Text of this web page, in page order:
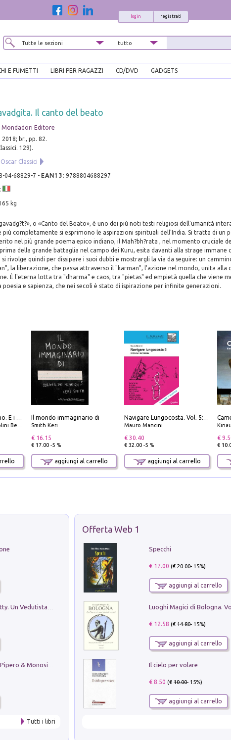
registrati
login
E FUMETTI LIBRI PER RAGAZZI CD/DVD GADGETS
Il canto del beato
Mondadori Editore
2018; br., pp. 82.
129).
Oscar Classici
04-68829-7 - EAN13 : 9788804688297
kg
o «Canto del Beato», è uno dei più noti testi religiosi dell'umanità
più completamente si esprimono le aspirazioni spirituali dell'India. Si tratta di un
nel più grande poema epico indiano, il Mah?bh?rata , nel momento cruciale
della grande battaglia nel campo dei Kuru, esita davanti alla strage immane
si rivolge quindi per dissipare i suoi dubbi e mostrargli la via da seguire: un
la liberazione, che passa attraverso il "karman", l'azione nel mondo, unita alla
È l'eterna lotta tra "dharma" e caos, tra "pietas" ed empietà quella che viene
poesia e sapienza, che nei secoli è stato di ispirazione per infinite generazioni.
Benito
Il mondo immaginario di
Smith Keri
€ 16.15
€ 17.00 -5 %
aggiungi al carrello
Mauro Mancini
€ 30.40
€ 32.00 -5 %
aggiungi al carrello
€
€
Tutti i libri
Offerta Web 1
Specchi
€ 17.00 (€20.00- 15%)
aggiungi al carrello
€ 12.58 (€14.80- 15%)
aggiungi al carrello
Il cielo per volare
€ 8.50 (€10.00- 15%)
aggiungi al carrello